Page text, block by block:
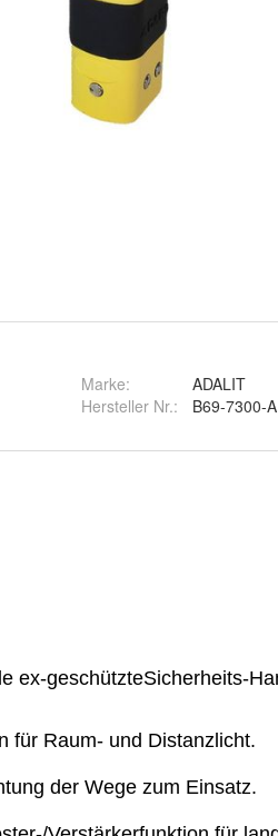
Marke:
ADALIT
Hersteller Nr.:
B69-7300-A